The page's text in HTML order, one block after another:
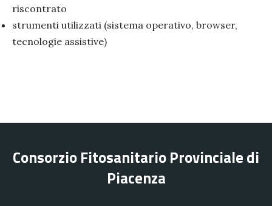
riscontrato
strumenti utilizzati (sistema operativo, browser,
tecnologie assistive)
Consorzio Fitosanitario Provinciale di
Piacenza